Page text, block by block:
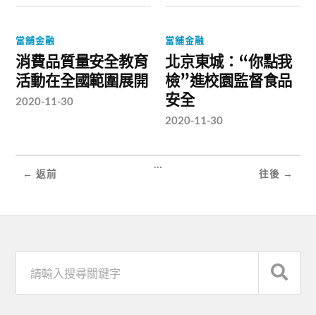
當舖金融
消費品質量安全教育
活動在全國範圍展開
2020-11-30
當舖金融
北京東城：“你點我
檢”進校園監督食品
安全
2020-11-30
← 返前
...
往後 →